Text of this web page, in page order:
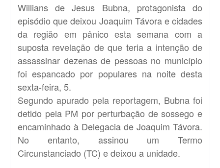
Willians de Jesus Bubna, protagonista do
episódio que deixou Joaquim Távora e cidades
da região em pânico esta semana com a
suposta revelação de que teria a intenção de
assassinar dezenas de pessoas no município
foi espancado por populares na noite desta
sexta-feira, 5.
Segundo apurado pela reportagem, Bubna foi
detido pela PM por perturbação de sossego e
encaminhado à Delegacia de Joaquim Távora.
No entanto, assinou um Termo
Circunstanciado (TC) e deixou a unidade.